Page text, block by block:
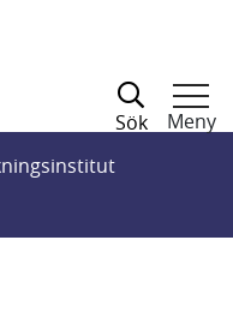
Sök
Meny